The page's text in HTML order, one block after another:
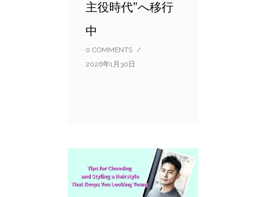
主役時代”へ移行
中
0 COMMENTS /
2026年1月30日